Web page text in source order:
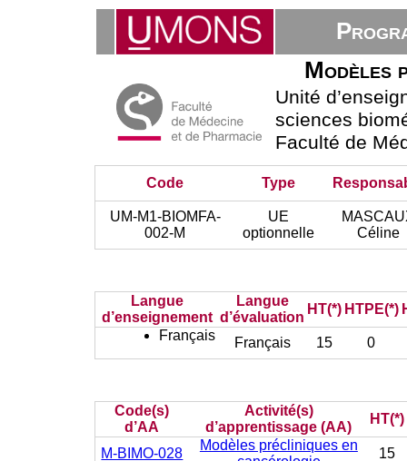
Modèles
Unité
sciences
Faculté de
Code Type
UM-M1-BIOMFA-
002-M
UE
optionnelle
Céline
Langue
d’enseignement
Langue
d’évaluation
HT(*) HTPE(*)
Français
Français 15 0
Code(s)
d’AA
Activité(s)
d’apprentissage (AA)
HT(*)
M-BIMO-028
Modèles précliniques en
15